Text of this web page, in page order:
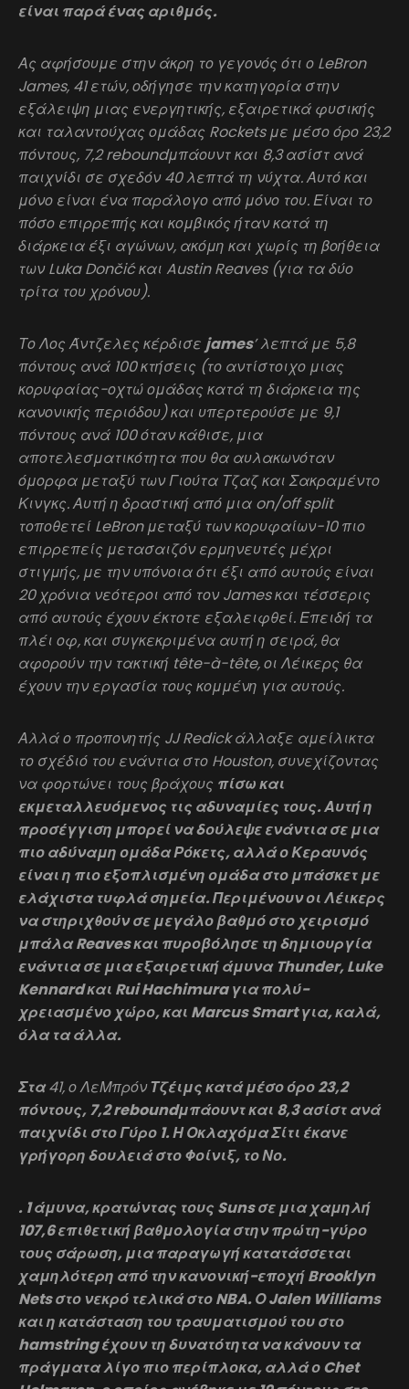
είναι παρά ένας αριθμός.
Ας αφήσουμε στην άκρη το γεγονός ότι ο LeBron
James, 41 ετών, οδήγησε την κατηγορία στην
εξάλειψη μιας ενεργητικής, εξαιρετικά φυσικής
και ταλαντούχας ομάδας Rockets με μέσο όρο 23,2
πόντους, 7,2 reboundμπάουντ και 8,3 ασίστ ανά
παιχνίδι σε σχεδόν 40 λεπτά τη νύχτα. Αυτό και
μόνο είναι ένα παράλογο από μόνο του. Είναι το
πόσο επιρρεπής και κομβικός ήταν κατά τη
διάρκεια έξι αγώνων, ακόμη και χωρίς τη βοήθεια
των Luka Dončić και Austin Reaves (για τα δύο
τρίτα του χρόνου).
Το Λος Άντζελες κέρδισε james’ λεπτά με 5,8
πόντους ανά 100 κτήσεις (το αντίστοιχο μιας
κορυφαίας-οχτώ ομάδας κατά τη διάρκεια της
κανονικής περιόδου) και υπερτερούσε με 9,1
πόντους ανά 100 όταν κάθισε, μια
αποτελεσματικότητα που θα αυλακωνόταν
όμορφα μεταξύ των Γιούτα Τζαζ και Σακραμέντο
Κινγκς. Αυτή η δραστική από μια on/off split
τοποθετεί LeBron μεταξύ των κορυφαίων-10 πιο
επιρρεπείς μετασαιζόν ερμηνευτές μέχρι
στιγμής, με την υπόνοια ότι έξι από αυτούς είναι
20 χρόνια νεότεροι από τον James και τέσσερις
από αυτούς έχουν έκτοτε εξαλειφθεί. Επειδή τα
πλέι οφ, και συγκεκριμένα αυτή η σειρά, θα
αφορούν την τακτική tête-à-tête, οι Λέικερς θα
έχουν την εργασία τους κομμένη για αυτούς.
Αλλά ο προπονητής JJ Redick άλλαξε αμείλικτα
το σχέδιό του ενάντια στο Houston, συνεχίζοντας
να φορτώνει τους βράχους πίσω και
εκμεταλλευόμενος τις αδυναμίες τους. Αυτή η
προσέγγιση μπορεί να δούλεψε ενάντια σε μια
πιο αδύναμη ομάδα Ρόκετς, αλλά ο Κεραυνός
είναι η πιο εξοπλισμένη ομάδα στο μπάσκετ με
ελάχιστα τυφλά σημεία. Περιμένουν οι Λέικερς
να στηριχθούν σε μεγάλο βαθμό στο χειρισμό
μπάλα Reaves και πυροβόλησε τη δημιουργία
ενάντια σε μια εξαιρετική άμυνα Thunder, Luke
Kennard και Rui Hachimura για πολύ-
χρειασμένο χώρο, και Marcus Smart για, καλά,
όλα τα άλλα.
Στα41, ο ΛεΜπρόνΤζέιμς κατά μέσο όρο 23,2
πόντους, 7,2 reboundμπάουντ και 8,3 ασίστ ανά
παιχνίδι στο Γύρο 1. Η Οκλαχόμα Σίτι έκανε
γρήγορη δουλειά στο Φοίνιξ, το Νο.
. 1 άμυνα, κρατώντας τους Suns σε μια χαμηλή
107,6 επιθετική βαθμολογία στην πρώτη-γύρο
τους σάρωση, μια παραγωγή κατατάσσεται
χαμηλότερη από την κανονική-εποχή Brooklyn
Nets στο νεκρό τελικά στο NBA. Ο Jalen Williams
και η κατάσταση του τραυματισμού του στο
hamstring έχουν τη δυνατότητα να κάνουν τα
πράγματα λίγο πιο περίπλοκα, αλλά ο Chet